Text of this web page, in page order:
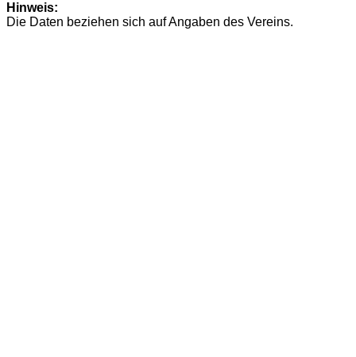
Hinweis:
Die Daten beziehen sich auf Angaben des Vereins.